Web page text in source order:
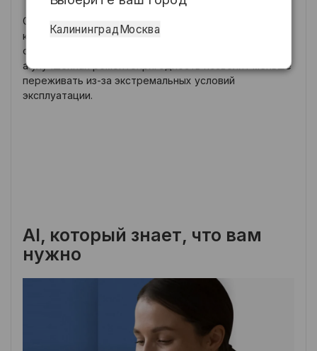
Galaxy Z Fold7 защищён по стандарту IP48. Прочный
корпус из алюминия и усиленный шарнир
обеспечивают долговечность устройства,
а улучшенная ремонтопригодность позволит меньше
переживать из-за экстремальных условий
эксплуатации.
AI, который знает, что вам
нужно
КалининградМосква